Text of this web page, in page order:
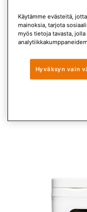
Käytämme evästeitä,
mainoksia, tarjota
myös tietoja tavasta,
Hyväksyn vain